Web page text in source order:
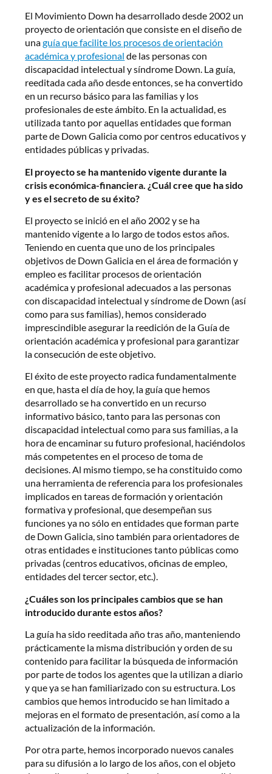
El Movimiento Down ha desarrollado desde 2002 un
proyecto de orientación que consiste en el diseño de
unaguía que facilite los procesos de orientación
académica y profesional de las personas con
discapacidad intelectual y síndrome Down. La guía,
reeditada cada año desde entonces, se ha convertido
en un recurso básico para las familias y los
profesionales de este ámbito. En la actualidad, es
utilizada tanto por aquellas entidades que forman
parte de Down Galicia como por centros educativos y
entidades públicas y privadas.
El proyecto se ha mantenido vigente durante la
crisis económica-financiera. ¿Cuál cree que ha sido
y es el secreto de su éxito?
El proyecto se inició en el año 2002 y se ha
mantenido vigente a lo largo de todos estos años.
Teniendo en cuenta que uno de los principales
objetivos de Down Galicia en el área de formación y
empleo es facilitar procesos de orientación
académica y profesional adecuados a las personas
con discapacidad intelectual y síndrome de Down (así
como para sus familias), hemos considerado
imprescindible asegurar la reedición de la Guía de
orientación académica y profesional para garantizar
la consecución de este objetivo.
El éxito de este proyecto radica fundamentalmente
en que, hasta el día de hoy, la guía que hemos
desarrollado se ha convertido en un recurso
informativo básico, tanto para las personas con
discapacidad intelectual como para sus familias, a la
hora de encaminar su futuro profesional, haciéndolos
más competentes en el proceso de toma de
decisiones. Al mismo tiempo, se ha constituido como
una herramienta de referencia para los profesionales
implicados en tareas de formación y orientación
formativa y profesional, que desempeñan sus
funciones ya no sólo en entidades que forman parte
de Down Galicia, sino también para orientadores de
otras entidades e instituciones tanto públicas como
privadas (centros educativos, oficinas de empleo,
entidades del tercer sector, etc.).
¿Cuáles son los principales cambios que se han
introducido durante estos años?
La guía ha sido reeditada año tras año, manteniendo
prácticamente la misma distribución y orden de su
contenido para facilitar la búsqueda de información
por parte de todos los agentes que la utilizan a diario
y que ya se han familiarizado con su estructura. Los
cambios que hemos introducido se han limitado a
mejoras en el formato de presentación, así como a la
actualización de la información.
Por otra parte, hemos incorporado nuevos canales
para su difusión a lo largo de los años, con el objeto